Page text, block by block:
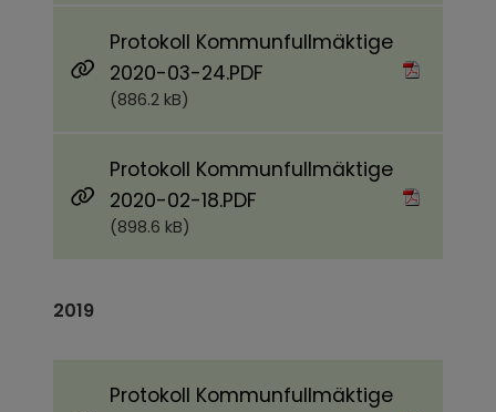
Protokoll Kommunfullmäktige
2020-03-24.PDF
(886.2 kB)
Protokoll Kommunfullmäktige
2020-02-18.PDF
(898.6 kB)
2019
Protokoll Kommunfullmäktige